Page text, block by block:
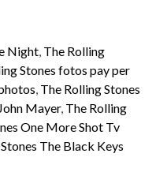
Night, The Rolling
Stones fotos pay per
, The Rolling Stones
Mayer, The Rolling
One More Shot Tv
The Black Keys